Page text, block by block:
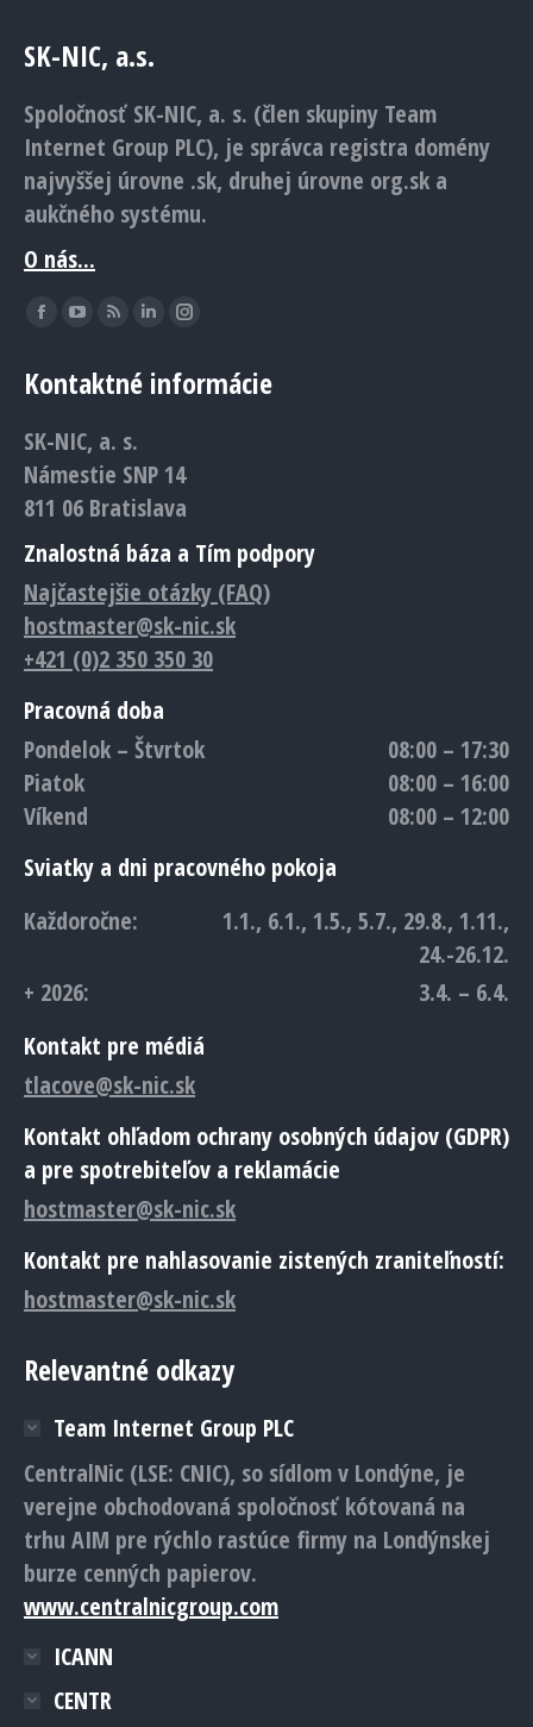
SK-NIC, a.s.
Spoločnosť SK-NIC, a. s. (člen skupiny Team
Internet Group PLC), je správca registra domény
najvyššej úrovne .sk, druhej úrovne org.sk a
aukčného systému.
O nás...
Find us on:
Facebook
opens
new
window
YouTube
opens
new
window
Rss
opens
new
window
Linkedin
opens
window
Instagram
opens
window
Kontaktné informácie
SK-NIC, a. s.
Námestie SNP 14
811 06 Bratislava
Znalostná báza a Tím podpory
Najčastejšie otázky (FAQ)
hostmaster@sk-nic.sk
+421 (0)2 350 350 30
Pracovná doba
Pondelok – Štvrtok
08:00 – 17:30
Piatok
08:00 – 16:00
Víkend
08:00 – 12:00
Sviatky a dni pracovného pokoja
Každoročne:
1.1., 6.1., 1.5., 5.7., 29.8., 1.11.,
24.-26.12.
+ 2026:
3.4. – 6.4.
Kontakt pre médiá
tlacove@sk-nic.sk
Kontakt ohľadom ochrany osobných údajov (GDPR)
a pre spotrebiteľov a reklamácie
hostmaster@sk-nic.sk
Kontakt pre nahlasovanie zistených zraniteľností:
hostmaster@sk-nic.sk
Relevantné odkazy
Team Internet Group PLC
CentralNic (LSE: CNIC), so sídlom v Londýne, je
verejne obchodovaná spoločnosť kótovaná na
trhu AIM pre rýchlo rastúce firmy na Londýnskej
burze cenných papierov.
www.centralnicgroup.com
ICANN
CENTR